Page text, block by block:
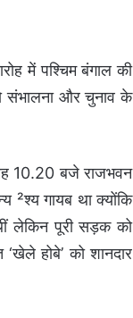
में पश्चिम बंगाल की
संभालना और चुनाव के
10.20 बजे राजभवन
²श्य गायब था क्योंकि
लेकिन पूरी सड़क को
होबे’ को शानदार